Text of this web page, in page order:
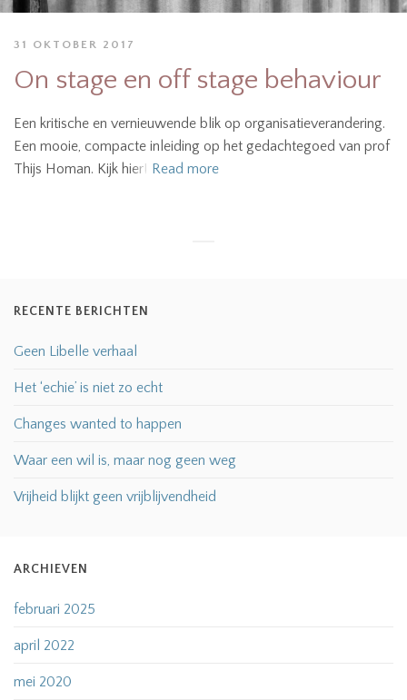
31 OKTOBER 2017
On stage en off stage behaviour
Een kritische en vernieuwende blik op organisatieverandering.
Een mooie, compacte inleiding op het gedachtegoed van prof
Thijs Homan. Kijk hier!
Read more
RECENTE BERICHTEN
Geen Libelle verhaal
Het ‘echie’ is niet zo echt
Changes wanted to happen
Waar een wil is, maar nog geen weg
Vrijheid blijkt geen vrijblijvendheid
ARCHIEVEN
februari 2025
april 2022
mei 2020